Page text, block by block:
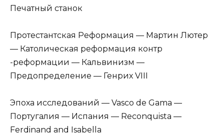
Печатный станок
Протестантская Реформация — Мартин Лютер
— Католическая реформация контр
-реформации — Кальвинизм —
Предопределение — Генрих VIII
Эпоха исследований — Vasco de Gama —
Португалия — Испания — Reconquista —
Ferdinand and Isabella